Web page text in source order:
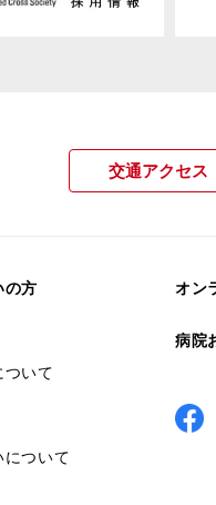
交通アクセス
の方
ついて
について
オン
病院